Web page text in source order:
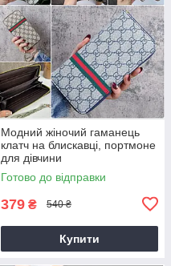
Модний жіночий гаманець
клатч на блискавці, портмоне
для дівчини
Готово до відправки
379 ₴ 540 ₴
Купити